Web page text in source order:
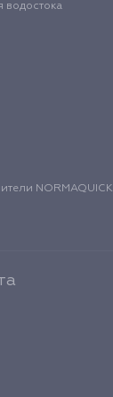
водостока
NORMAQUICK